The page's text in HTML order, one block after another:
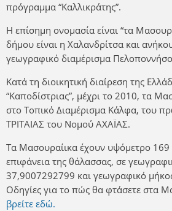
πρόγραμμα “Καλλικράτης”.
Η επίσημη ονομασία είναι “τα
δήμου είναι η Χαλανδρίτσα και
γεωγραφικό διαμέρισμα
Κατά τη διοικητική διαίρεση της
“Καποδίστριας”, μέχρι το 2010, τα
στο Τοπικό Διαμέρισμα Κάλφα, του
ΤΡΙΤΑΙΑΣ του Νομού ΑΧΑΪΑΣ.
Τα Μασουραίικα έχουν υψόμετρο
επιφάνεια της θάλασσας, σε
37,9007292799 και γεωγραφικό
Οδηγίες για το πώς θα φτάσετε στα
βρείτε εδώ.